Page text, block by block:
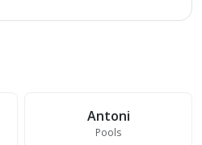
Antoni
Pools